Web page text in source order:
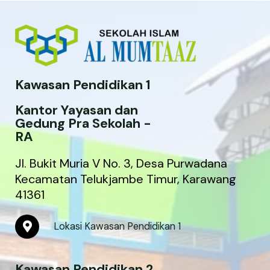
Kawasan Pendidikan 1
Kantor Yayasan dan
Gedung Pra Sekolah -
RA
Jl. Bukit Muria V No. 3, Desa Purwadana
Kecamatan Telukjambe Timur, Karawang
41361
M
a
p
-
Lokasi Kawasan Pendidikan 1